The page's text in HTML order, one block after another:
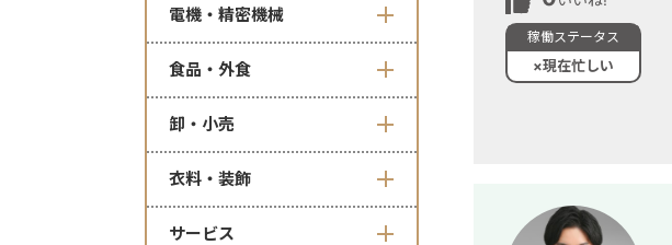
電機・精密機械
食品・外食
卸・小売
衣料・装飾
サービス
稼働ステータス
×現在忙しい